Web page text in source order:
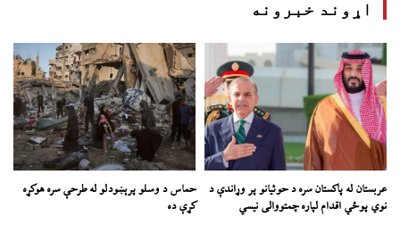
اړوند خبرونه
عربستان له پاکستان سره د حوثیانو پر وړاندې د
نوي پوځي اقدام لپاره چمتووالی نیسي
حماس د وسلو پرېښودلو له طرحې سره هوکړه
کړې ده